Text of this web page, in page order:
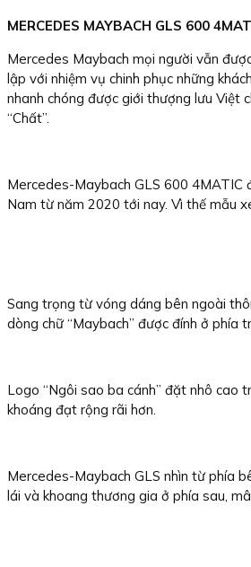
MERCEDES MAYBACH GLS 600
Mercedes Maybach mọi người vẫn
lập với nhiệm vụ chinh phục những
nhanh chóng được giới thượng lưu
“Chất”.
Mercedes-Maybach GLS 600 4MATIC
Nam từ năm 2020 tới nay. Vì thế mẫu
Sang trọng từ vóng dáng bên ngoài
dòng chữ “Maybach” được đính ở phía
Logo “Ngôi sao ba cánh” đặt nhô cao
khoáng đạt rộng rãi hơn.
Mercedes-Maybach GLS nhìn từ phía
lái và khoang thương gia ở phía sau,